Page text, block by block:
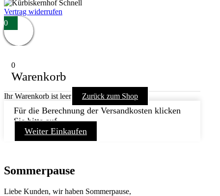
Vertrag widerrufen
0
0
Warenkorb
Ihr Warenkorb ist leer Zurück zum Shop
Für die Berechnung der Versandkosten klicken
Sie bitte auf
Weiter Einkaufen
Sommerpause
Liebe Kunden, wir haben Sommerpause,